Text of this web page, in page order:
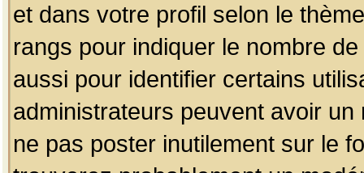
et dans votre profil selon le
rangs pour indiquer le nombre
aussi pour identifier certains
administrateurs peuvent avoir
ne pas poster inutilement sur le